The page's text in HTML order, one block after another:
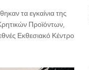
τα εγκαίνια της
Προϊόντων,
Εκθεσιακό Κέντρο